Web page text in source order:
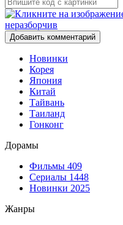
Добавить комментарий
Новинки
Корея
Япония
Китай
Тайвань
Таиланд
Гонконг
Дорамы
Фильмы 409
Сериалы 1448
Новинки 2025
Жанры